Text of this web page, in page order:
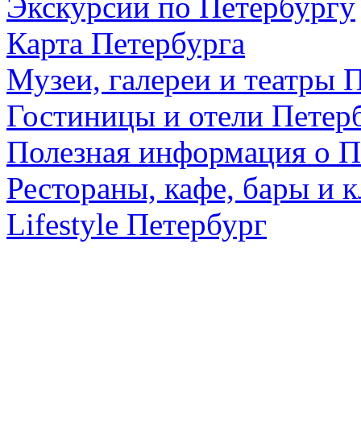
Карта Петербурга
Музеи, галереи и театры
Гостиницы и отели
Полезная информация о
Рестораны, кафе, бары и
Lifestyle Петербург